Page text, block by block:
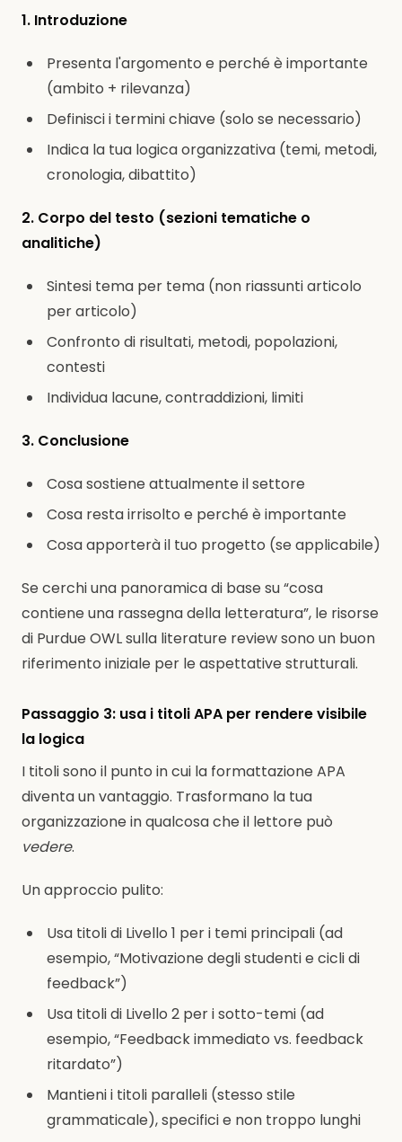
1. Introduzione
Presenta l'argomento e perché è importante
(ambito + rilevanza)
Definisci i termini chiave (solo se necessario)
Indica la tua logica organizzativa (temi, metodi,
cronologia, dibattito)
2. Corpo del testo (sezioni tematiche o
analitiche)
Sintesi tema per tema (non riassunti articolo
per articolo)
Confronto di risultati, metodi, popolazioni,
contesti
Individua lacune, contraddizioni, limiti
3. Conclusione
Cosa sostiene attualmente il settore
Cosa resta irrisolto e perché è importante
Cosa apporterà il tuo progetto (se applicabile)
Se cerchi una panoramica di base su “cosa
contiene una rassegna della letteratura”, le risorse
di Purdue OWL sulla literature review sono un buon
riferimento iniziale per le aspettative strutturali.
Passaggio 3: usa i titoli APA per rendere visibile
la logica
I titoli sono il punto in cui la formattazione APA
diventa un vantaggio. Trasformano la tua
organizzazione in qualcosa che il lettore può
vedere.
Un approccio pulito:
Usa titoli di Livello 1 per i temi principali (ad
esempio, “Motivazione degli studenti e cicli di
feedback”)
Usa titoli di Livello 2 per i sotto-temi (ad
esempio, “Feedback immediato vs. feedback
ritardato”)
Mantieni i titoli paralleli (stesso stile
grammaticale), specifici e non troppo lunghi